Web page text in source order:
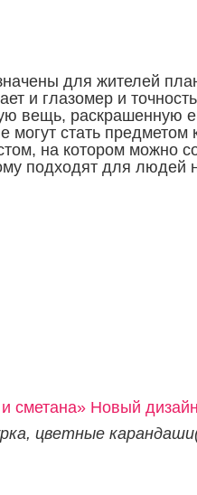
для жителей
и глазомер и
вещь, раскрашенную
могут стать
на котором можно
подходят для
и сметана» Новый
, цветные карандаши